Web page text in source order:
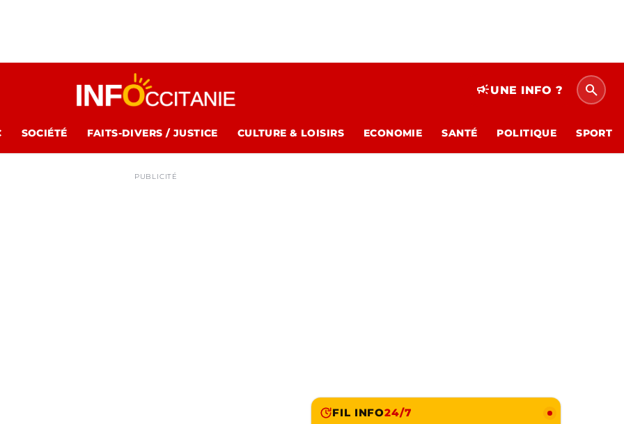
campaignUNE INFO ? search
SOCIÉTÉ FAITS-DIVERS / JUSTICE CULTURE & LOISIRS ECONOMIE SANTÉ POLITIQUE SPORT
PUBLICITÉ
FIL INFO24/7